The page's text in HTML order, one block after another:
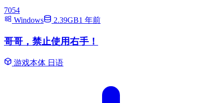
7054
Windows
2.39GB1 年前
哥哥，禁止使用右手！
游戏本体 日语